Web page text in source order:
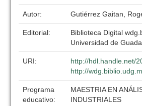
Autor: Gutiérrez Gaitan,
Editorial:
Biblioteca Digital
Universidad de
URI:
http://hdl.handle.net/
http://
Programa
educativo:
MAESTRIA EN
INDUSTRIALES